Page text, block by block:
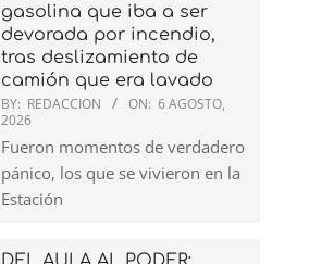
gasolina que iba a ser
devorada por incendio,
tras deslizamiento de
camión que era lavado
BY: REDACCION ON: 6 AGOSTO,
2026
Fueron momentos de verdadero
pánico, los que se vivieron en la
Estación